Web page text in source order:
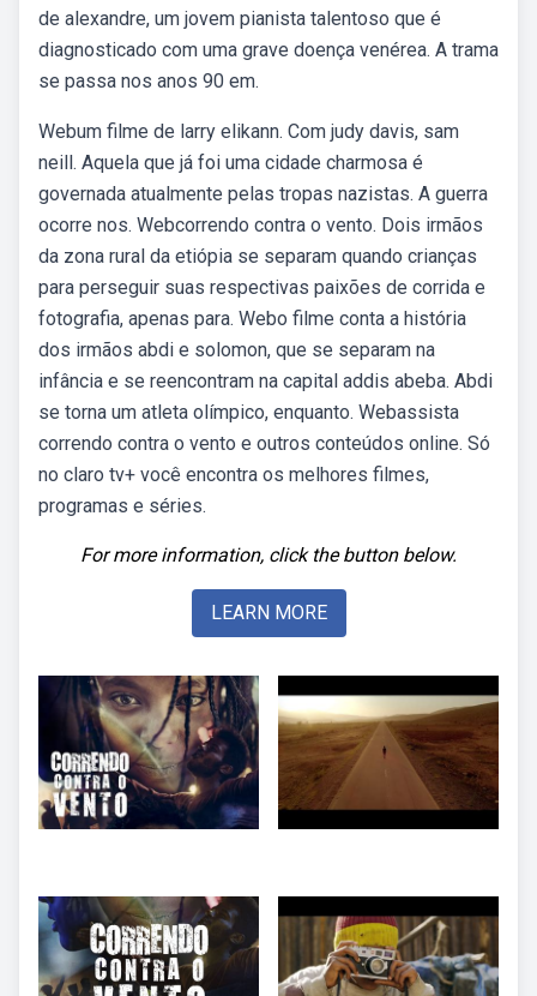
de alexandre, um jovem pianista talentoso que é
diagnosticado com uma grave doença venérea. A trama
se passa nos anos 90 em.
Webum filme de larry elikann. Com judy davis, sam
neill. Aquela que já foi uma cidade charmosa é
governada atualmente pelas tropas nazistas. A guerra
ocorre nos. Webcorrendo contra o vento. Dois irmãos
da zona rural da etiópia se separam quando crianças
para perseguir suas respectivas paixões de corrida e
fotografia, apenas para. Webo filme conta a história
dos irmãos abdi e solomon, que se separam na
infância e se reencontram na capital addis abeba. Abdi
se torna um atleta olímpico, enquanto. Webassista
correndo contra o vento e outros conteúdos online. Só
no claro tv+ você encontra os melhores filmes,
programas e séries.
For more information, click the button below.
LEARN MORE